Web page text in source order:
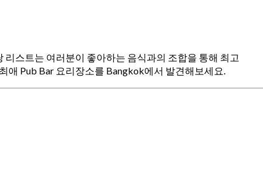
스트는 여러분이 좋아하는 음식과의 조합을 통해 최고
애 Pub Bar 요리장소를 Bangkok에서 발견해보세요.